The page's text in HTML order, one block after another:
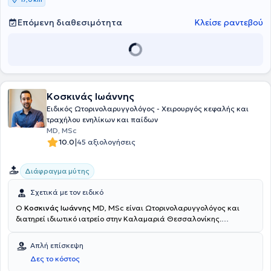
υπηρεσίες για κάθε ωτορινολαρυγγολογική πάθηση, από τη
συντηρητική αντιμετώπιση έως και τη χειρουργική.
Επόμενη διαθεσιμότητα Κλείσε ραντεβού
Κοσκινάς Ιωάννης
Ειδικός Ωτορινολαρυγγολόγος - Χειρουργός κεφαλής και
τραχήλου ενηλίκων και παίδων
MD, MSc
10.0|45 αξιολογήσεις
Διάφραγμα μύτης
Σχετικά με τον ειδικό
Ο Κοσκινάς Ιωάννης MD, MSc είναι Ωτορινολαρυγγολόγος και
διατηρεί ιδιωτικό ιατρείο στην Καλαμαριά Θεσσαλονίκης.
Πανεπιστημιακή ΩΡΛ Κλινική του Πανεπιστημιακού Γενικού
Νοσοκομείου Θεσσαλονίκης ΑΧΕΠΑ, έχοντας αποκτήσει πολυετή
εμπειρία στη διάγνωση και στην αντιμετώπιση όλων των ΩΡΛ
Απλή επίσκεψη
Δες το κόστος